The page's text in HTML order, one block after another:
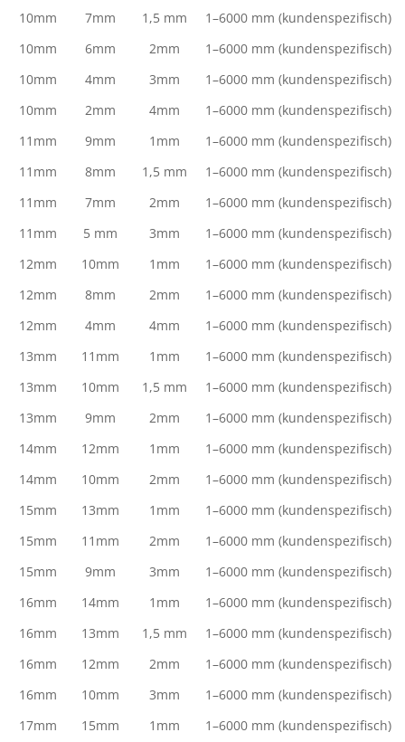
10mm
7mm 1,5 mm
1–6000 mm (kundenspezifisch)
10mm
6mm 2mm
1–6000 mm (kundenspezifisch)
10mm
4mm 3mm
1–6000 mm (kundenspezifisch)
10mm
2mm 4mm
1–6000 mm (kundenspezifisch)
11mm
9mm 1mm
1–6000 mm (kundenspezifisch)
11mm
8mm 1,5 mm
1–6000 mm (kundenspezifisch)
11mm
7mm 2mm
1–6000 mm (kundenspezifisch)
11mm
5 mm 3mm
1–6000 mm (kundenspezifisch)
12mm
10mm 1mm
1–6000 mm (kundenspezifisch)
12mm
8mm 2mm
1–6000 mm (kundenspezifisch)
12mm
4mm 4mm
1–6000 mm (kundenspezifisch)
13mm
11mm 1mm
1–6000 mm (kundenspezifisch)
13mm
10mm 1,5 mm
1–6000 mm (kundenspezifisch)
13mm
9mm 2mm
1–6000 mm (kundenspezifisch)
14mm
12mm 1mm
1–6000 mm (kundenspezifisch)
14mm
10mm 2mm
1–6000 mm (kundenspezifisch)
15mm
13mm 1mm
1–6000 mm (kundenspezifisch)
15mm
11mm 2mm
1–6000 mm (kundenspezifisch)
15mm
9mm 3mm
1–6000 mm (kundenspezifisch)
16mm
14mm 1mm
1–6000 mm (kundenspezifisch)
16mm
13mm 1,5 mm
1–6000 mm (kundenspezifisch)
16mm
12mm 2mm
1–6000 mm (kundenspezifisch)
16mm
10mm 3mm
1–6000 mm (kundenspezifisch)
17mm
15mm 1mm 1–6000 mm (kundenspezifisch)